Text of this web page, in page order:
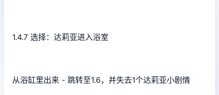
1.4.7 选择：达莉亚进入浴室
从浴缸里出来 - 跳转至1.6，并失去1个达莉亚小剧情